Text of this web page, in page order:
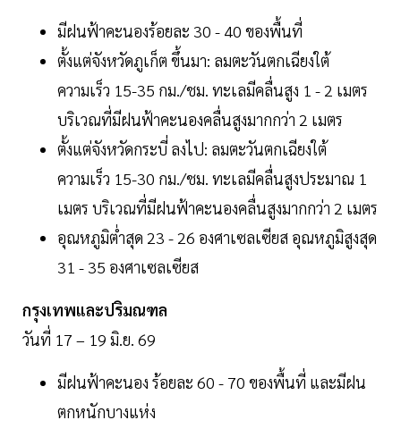
มีฝนฟ้าคะนองร้อยละ 30 - 40 ของพื้นที่
ตั้งแต่จังหวัดภูเก็ต ขึ้นมา: ลมตะวันตกเฉียงใต้
ความเร็ว 15-35 กม./ชม. ทะเลมีคลื่นสูง 1 - 2 เมตร
บริเวณที่มีฝนฟ้าคะนองคลื่นสูงมากกว่า 2 เมตร
ตั้งแต่จังหวัดกระบี่ ลงไป: ลมตะวันตกเฉียงใต้
ความเร็ว 15-30 กม./ชม. ทะเลมีคลื่นสูงประมาณ 1
เมตร บริเวณที่มีฝนฟ้าคะนองคลื่นสูงมากกว่า 2 เมตร
อุณหภูมิต่ำสุด 23 - 26 องศาเซลเซียส อุณหภูมิสูงสุด
31 - 35 องศาเซลเซียส
กรุงเทพและปริมณฑล
วันที่ 17 – 19 มิ.ย. 69
มีฝนฟ้าคะนอง ร้อยละ 60 - 70 ของพื้นที่ และมีฝน
ตกหนักบางแห่ง